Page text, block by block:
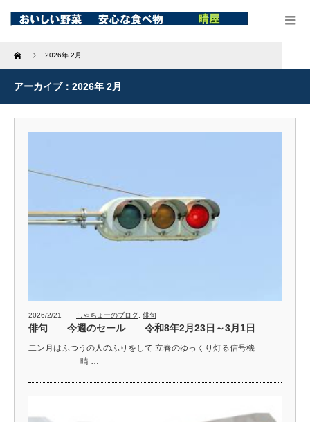
Home 2026年 2月
アーカイブ：2026年 2月
2026/2/21 しゃちょーのブログ 俳句
俳句 今週のセール 令和8年2月23日～3月1日
二ン月はふつうの人のふりをして 立春のゆっくり灯る信号機
晴 …